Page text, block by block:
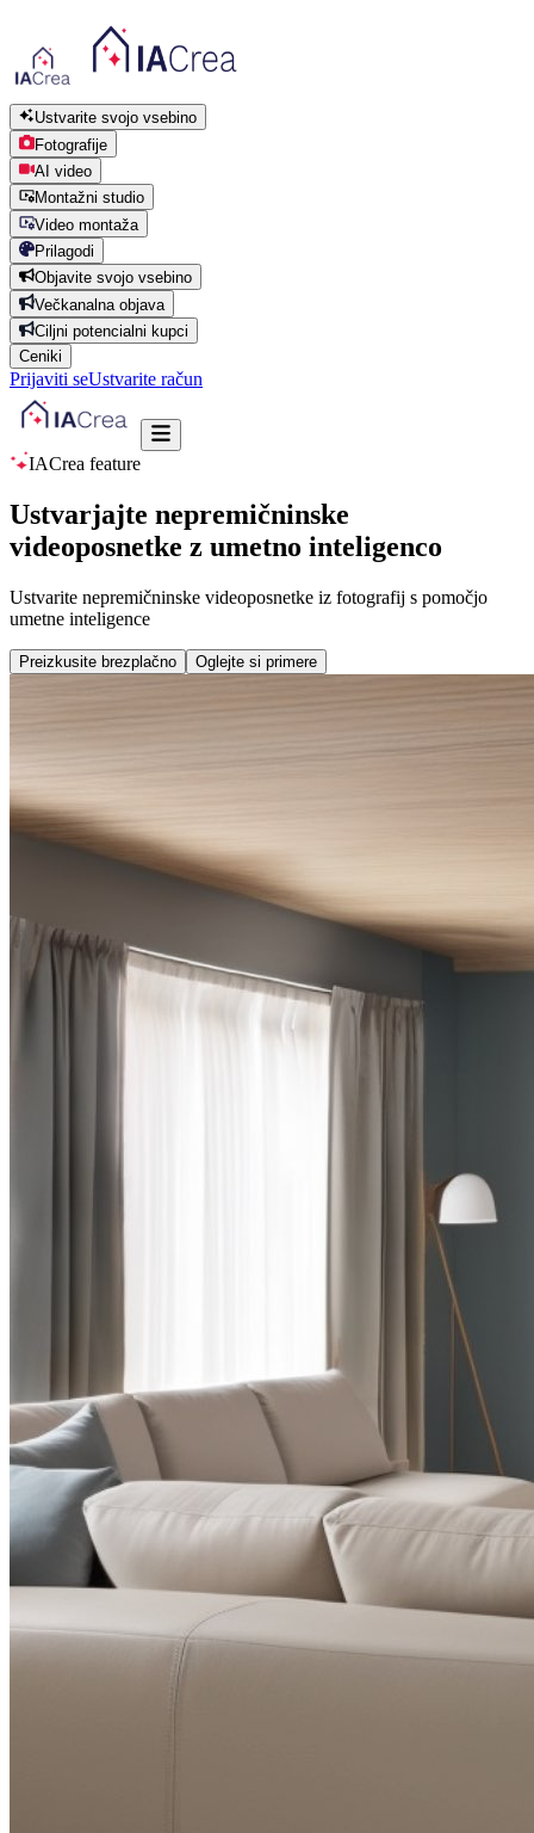
Ustvarite svojo vsebino
Fotografije
AI video
Montažni studio
Video montaža
Prilagodi
Objavite svojo vsebino
Večkanalna objava
Ciljni potencialni kupci
Ceniki
Prijaviti seUstvarite račun
IACrea feature
Ustvarjajte nepremičninske
videoposnetke z umetno inteligenco
Ustvarite nepremičninske videoposnetke iz fotografij s pomočjo
umetne inteligence
Preizkusite brezplačno Oglejte si primere